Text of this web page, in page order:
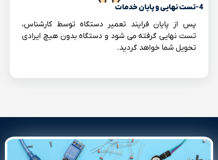
4-تست نهایی و پایان خدمات
پس از پایان فرایند تعمیر دستگاه توسط کارشناس،
تست نهایی گرفته می شود و دستگاه بدون هیچ ایرادی
تحویل شما خواهد گردید.